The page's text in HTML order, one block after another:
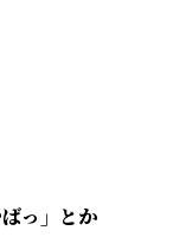
っ」とか